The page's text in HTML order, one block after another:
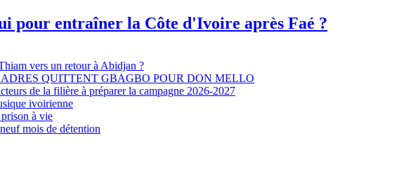
pour entraîner la Côte d'Ivoire après Faé ?
vers un retour à Abidjan ?
QUITTENT GBAGBO POUR DON MELLO
de la filière à préparer la campagne 2026-2027
ivoirienne
à vie
mois de détention